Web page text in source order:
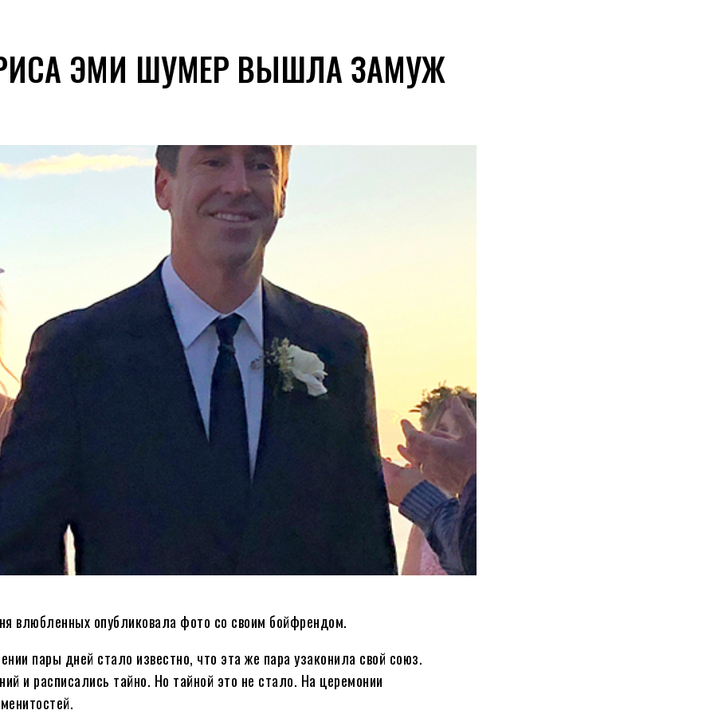
ЭМИ ШУМЕР ВЫШЛА ЗАМУЖ
влюбленных опубликовала фото со своим бойфрендом.
пары дней стало известно, что эта же пара узаконила свой союз.
и расписались тайно. Но тайной это не стало. На церемонии